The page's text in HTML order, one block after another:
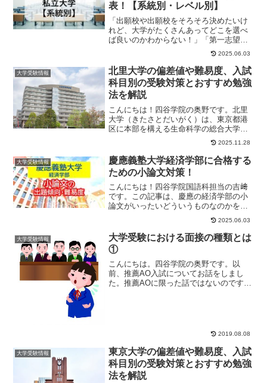
表！【系統別・レベル別】
「出願校や出願校をそろそろ決めたいけ
れど、大学がたくさんあってどこを選べ
ば良いのかわからない！」「第一志望は
決まった！でも、併願先はどこにすれば
2025.06.03
大学受験情報
北里大学の偏差値や難易度、入試
科目別の受験対策とおすすめ勉強
法を解説
こんにちは！四谷学院の奥野です。北里
大学（きたさとだいがく）は、東京都港
区に本部を構える生命科学の総合大学で
す。「日本の細菌学の父」として知られ
2025.11.28
大学受験情報
慶應義塾大学経済学部に合格する
ための小論文対策！
こんにちは！四谷学院国語科担当の吉﨑
です。この記事は、慶應の経済学部の小
論文がいったいどういうものなのかを解
説していきます。慶應の経済学部を受験
2025.06.03
大学受験情報
大学受験における面接の種類とは
①
こんにちは。四谷学院の奥野です。以
前、推薦AO入試についてお話をしまし
た。推薦AOに限った話ではないのです
2019.08.08
大学受験情報
東京大学の偏差値や難易度、入試
科目別の受験対策とおすすめ勉強
法を解説